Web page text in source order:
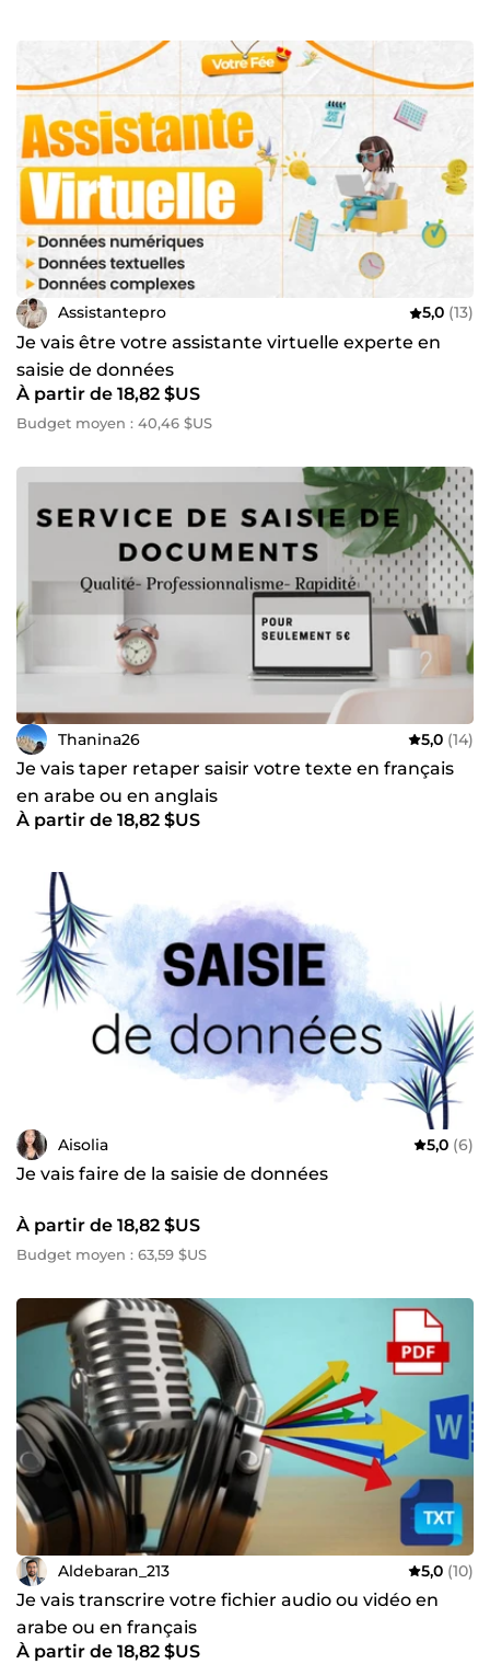
Assistantepro 5,0 (13)
Je vais être votre assistante virtuelle experte en
saisie de données
À partir de 18,82 $US
Budget moyen : 40,46 $US
Thanina26 5,0 (14)
Je vais taper retaper saisir votre texte en français
en arabe ou en anglais
À partir de 18,82 $US
Aisolia 5,0 (6)
Je vais faire de la saisie de données
À partir de 18,82 $US
Budget moyen : 63,59 $US
Aldebaran_213 5,0 (10)
Je vais transcrire votre fichier audio ou vidéo en
arabe ou en français
À partir de 18,82 $US